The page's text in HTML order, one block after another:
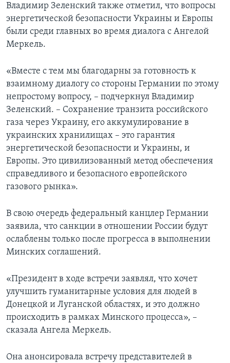
Владимир Зеленский также отметил, что вопросы
энергетической безопасности Украины и Европы
были среди главных во время диалога с Ангелой
Меркель.
«Вместе с тем мы благодарны за готовность к
взаимному диалогу со стороны Германии по этому
непростому вопросу, – подчеркнул Владимир
Зеленский. – Сохранение транзита российского
газа через Украину, его аккумулирование в
украинских хранилищах – это гарантия
энергетической безопасности и Украины, и
Европы. Это цивилизованный метод обеспечения
справедливого и безопасного европейского
газового рынка».
В свою очередь федеральный канцлер Германии
заявила, что санкции в отношении России будут
ослаблены только после прогресса в выполнении
Минских соглашений.
«Президент в ходе встречи заявлял, что хочет
улучшить гуманитарные условия для людей в
Донецкой и Луганской областях, и это должно
происходить в рамках Минского процесса», –
сказала Ангела Меркель.
Она анонсировала встречу представителей в